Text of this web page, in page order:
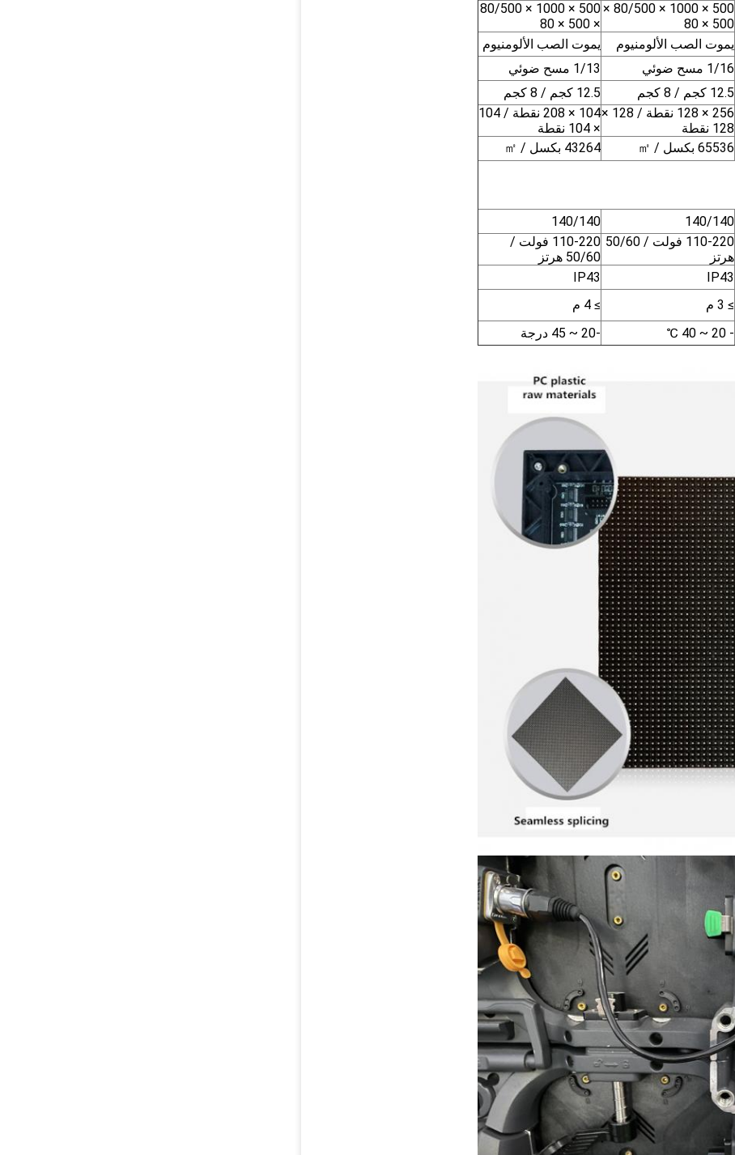
500 × 1000 × 80/500 ×
500 × 80
500 × 1000 × 80/500
× 500 × 80
يموت الصب الألومنيوم
يموت الصب الألومنيوم
1/16 مسح ضوئي
1/13 مسح ضوئي
12.5 كجم / 8 كجم
12.5 كجم / 8 كجم
256 × 128 نقطة / 128 ×
128 نقطة
104 × 208 نقطة / 104
× 104 نقطة
65536 بكسل / ㎡ 43264 بكسل / ㎡
140/140
140/140
110-220 فولت / 50/60
هرتز
110-220 فولت /
50/60 هرتز
IP43
IP43
≥ 3 م
≥ 4 م
- 20 ~ 40 ℃ -20 ~ 45 درجة